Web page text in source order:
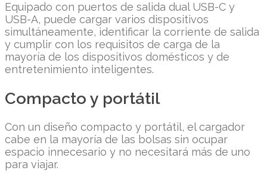
Equipado con puertos de salida dual USB-C y
USB-A, puede cargar varios dispositivos
simultáneamente, identificar la corriente de salida
y cumplir con los requisitos de carga de la
mayoría de los dispositivos domésticos y de
entretenimiento inteligentes.
Compacto y portátil
Con un diseño compacto y portátil, el cargador
cabe en la mayoría de las bolsas sin ocupar
espacio innecesario y no necesitará más de uno
para viajar.